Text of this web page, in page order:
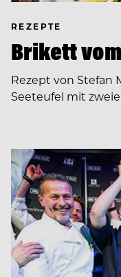
REZEPTE
Brikett
Rezept von Stefan
Seeteufel mit